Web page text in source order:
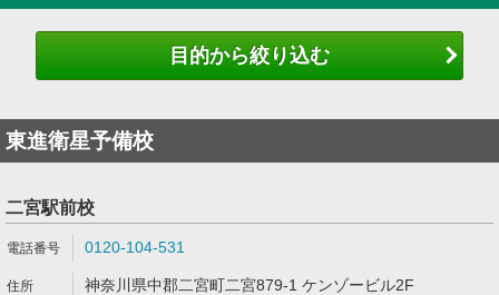
目的から絞り込む
東進衛星予備校
二宮駅前校
0120-104-531
神奈川県中郡二宮町二宮879-1 ケンゾービル2F